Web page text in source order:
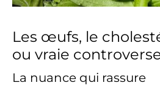
Les œufs, le
ou vraie
La nuance qui rassure